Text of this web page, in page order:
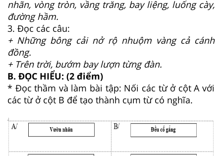
nhãn, vòng tròn, vầng trăng, bay liệng, luống cày,
đường hầm.
3. Đọc các câu:
+ Những bông cải nở rộ nhuộm vàng cả cánh
đồng.
+ Trên trời, bướm bay lượn từng đàn.
B. ĐỌC HIỂU: (2 điểm)
* Đọc thầm và làm bài tập: Nối các từ ở cột A với
các từ ở cột B để tạo thành cụm từ có nghĩa.